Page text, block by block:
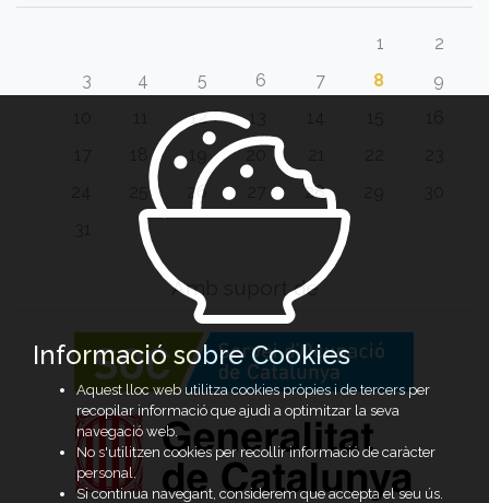
1
2
3
4 5 6 7 8
9
12 13
20
26 28
Amb suport de
Informació sobre Cookies
Aquest lloc web utilitza cookies pròpies i de tercers per
recopilar informació que ajudi a optimitzar la seva
navegació web.
No s'utilitzen cookies per recollir informació de caràcter
personal.
Si continua navegant, considerem que accepta el seu ús.